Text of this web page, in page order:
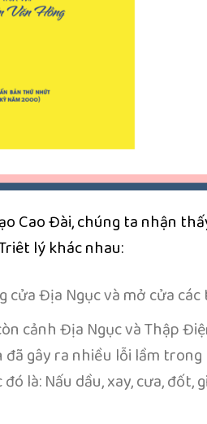
Cao Đài, chúng ta nhận
lý khác nhau:
cửa Địa Ngục và mở cửa các
cảnh Địa Ngục và Thập
gây ra nhiều lỗi lầm
là: Nấu dầu, xay, cưa, đốt,